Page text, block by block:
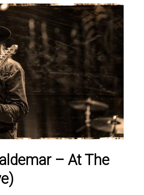
– At The